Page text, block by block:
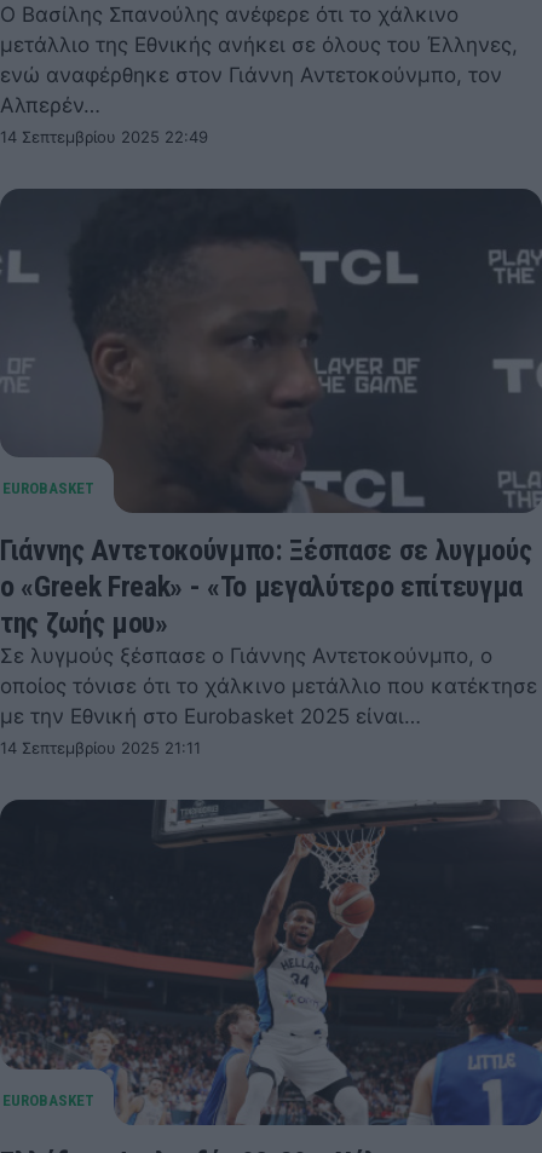
Ο Βασίλης Σπανούλης ανέφερε ότι το χάλκινο
μετάλλιο της Εθνικής ανήκει σε όλους του Έλληνες,
ενώ αναφέρθηκε στον Γιάννη Αντετοκούνμπο, τον
Αλπερέν…
14 Σεπτεμβρίου 2025 22:49
Γιάννης Αντετοκούνμπο: Ξέσπασε σε λυγμούς
ο «Greek Freak» - «Το μεγαλύτερο επίτευγμα
της ζωής μου»
Σε λυγμούς ξέσπασε ο Γιάννης Αντετοκούνμπο, ο
οποίος τόνισε ότι το χάλκινο μετάλλιο που κατέκτησε
με την Εθνική στο Eurobasket 2025 είναι…
14 Σεπτεμβρίου 2025 21:11